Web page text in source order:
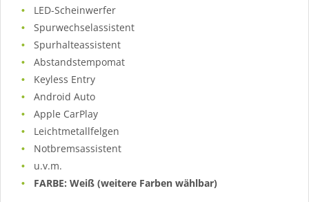
LED-Scheinwerfer
Spurwechselassistent
Spurhalteassistent
Abstandstempomat
Keyless Entry
Android Auto
Apple CarPlay
Leichtmetallfelgen
Notbremsassistent
u.v.m.
FARBE: Weiß (weitere Farben wählbar)